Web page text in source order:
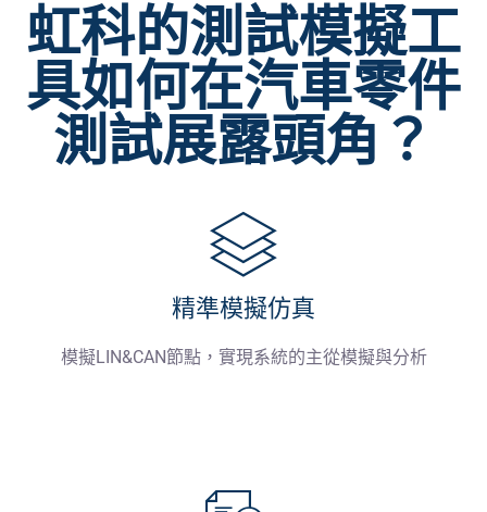
虹科的測試模擬工
具如何在汽車零件
測試展露頭角？
精準模擬仿真
模擬LIN&CAN節點，實現系統的主從模擬與分析